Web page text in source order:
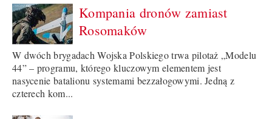
Kompania dronów zamiast
Rosomaków
W dwóch brygadach Wojska Polskiego trwa pilotaż „Modelu
44” – programu, którego kluczowym elementem jest
nasycenie batalionu systemami bezzałogowymi. Jedną z
czterech kom...